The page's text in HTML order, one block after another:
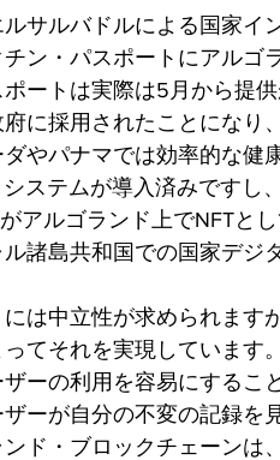
サルバドルによる国家イ
ン・パスポートにアルゴ
ートは実際は5月から提
に採用されたことになり
やパナマでは効率的な健
システムが導入済みです
アルゴランド上でNFTと
諸島共和国での国家デジ
は中立性が求められます
てそれを実現しています
ーの利用を容易にするこ
ーが自分の不変の記録を
ド・ブロックチェーンは